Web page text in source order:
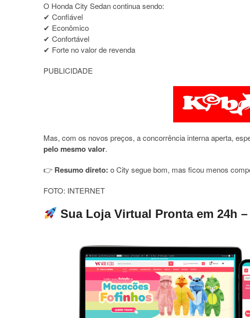
O Honda City Sedan continua sendo:
✔ Confiável
✔ Econômico
✔ Confortável
✔ Forte no valor de revenda
PUBLICIDADE
Mas, com os novos preços, a concorrência interna aperta,
pelo mesmo valor.
👉 Resumo direto: o City segue bom, mas ficou menos
FOTO: INTERNET
Sua Loja Virtual Pronta em 24h